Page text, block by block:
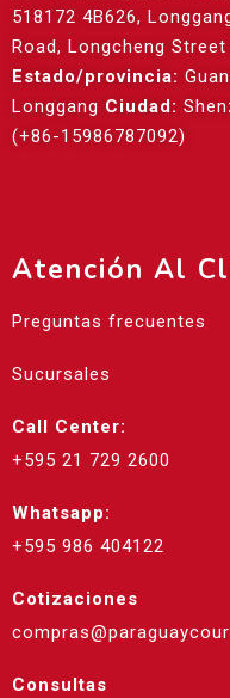
518172 4B626,
Road, Longcheng Street
Estado/provincia:
Longgang Ciudad:
(+86-15986787092)
Atención Al
Preguntas frecuentes
Sucursales
Call Center:
+595 21 729 2600
Whatsapp:
+595 986 404122
Cotizaciones
Consultas